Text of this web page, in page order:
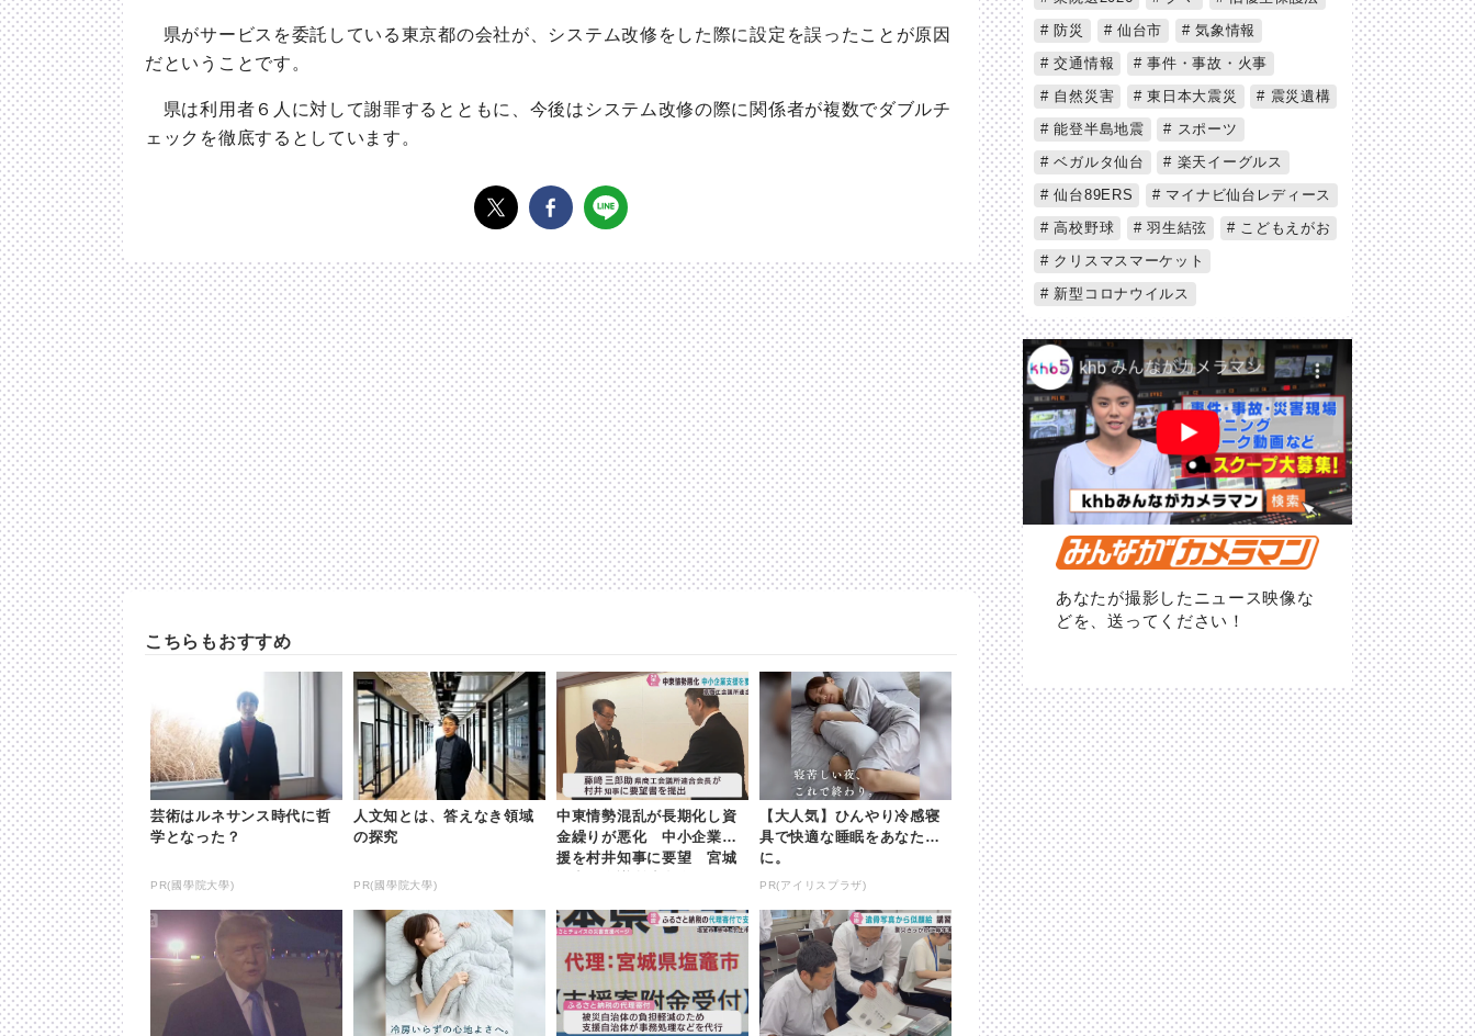
県がサービスを委託している東京都の会社が、システム改修をした際に設定を誤ったことが原因
だということです。
県は利用者６人に対して謝罪するとともに、今後はシステム改修の際に関係者が複数でダブルチ
ェックを徹底するとしています。
こちらもおすすめ
芸術はルネサンス時代に哲
学となった？
PR(國學院大學)
人文知とは、答えなき領域
の探究
PR(國學院大學)
中東情勢混乱が長期化し資
金繰りが悪化 中小企業支
援を村井知事に要望 宮城
【大人気】ひんやり冷感寝
具で快適な睡眠をあなた
に。
PR(アイリスプラザ)
防災
仙台市
気象情報
交通情報
事件・事故・火事
自然災害
東日本大震災
震災遺構
能登半島地震
スポーツ
ベガルタ仙台
楽天イーグルス
仙台89ERS
マイナビ仙台レディース
高校野球
羽生結弦
こどもえがお
クリスマスマーケット
新型コロナウイルス
あなたが撮影したニュース映像な
どを、送ってください！